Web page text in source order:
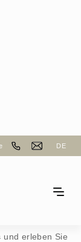
DE
und erleben Sie